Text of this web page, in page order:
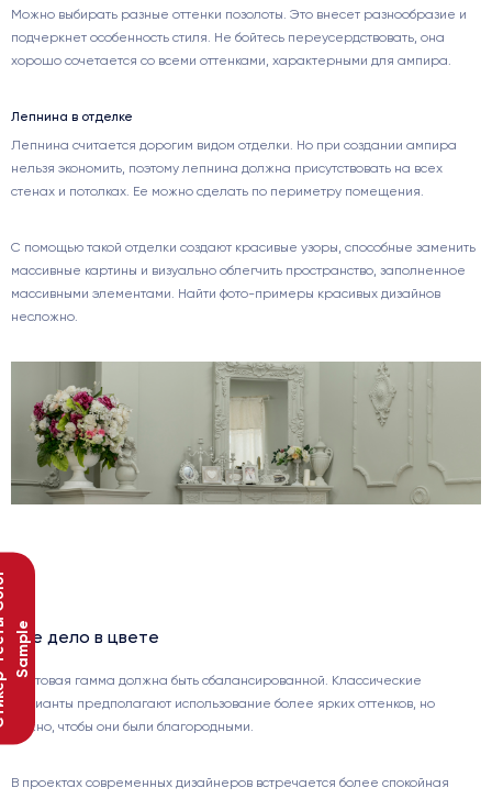
Можно выбирать разные оттенки позолоты. Это внесет разнообразие и
подчеркнет особенность стиля. Не бойтесь переусердствовать, она
хорошо сочетается со всеми оттенками, характерными для ампира.
Лепнина в отделке
Лепнина считается дорогим видом отделки. Но при создании ампира
нельзя экономить, поэтому лепнина должна присутствовать на всех
стенах и потолках. Ее можно сделать по периметру помещения.
С помощью такой отделки создают красивые узоры, способные заменить
массивные картины и визуально облегчить пространство, заполненное
массивными элементами. Найти фото-примеры красивых дизайнов
несложно.
Все дело в цвете
Цветовая гамма должна быть сбалансированной. Классические
варианты предполагают использование более ярких оттенков, но
важно, чтобы они были благородными.
В проектах современных дизайнеров встречается более спокойная
e